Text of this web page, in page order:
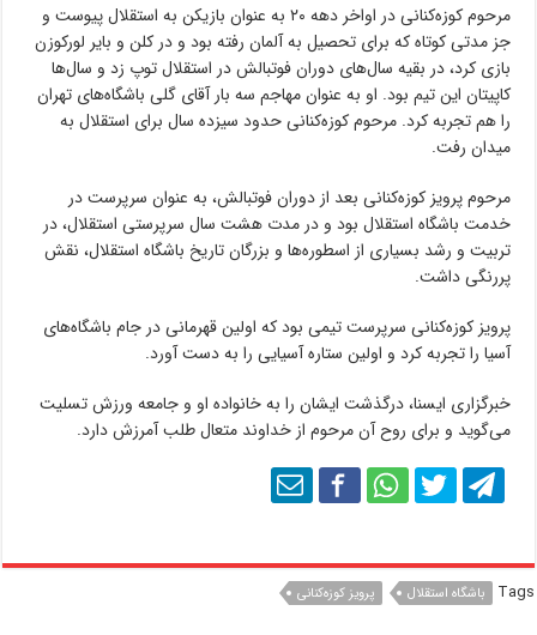
مرحوم کوزه‌کنانی در اواخر دهه ۲۰ به عنوان بازیکن به استقلال پیوست و
جز مدتی کوتاه که برای تحصیل به آلمان رفته بود و در کلن و بایر لورکوزن
بازی کرد، در بقیه سال‌های دوران فوتبالش در استقلال توپ زد و سال‌ها
کاپیتان این تیم بود. او به عنوان مهاجم سه بار آقای گلی باشگاه‌های تهران
را هم تجربه کرد. مرحوم کوزه‌کنانی حدود سیزده سال برای استقلال به
میدان رفت.
مرحوم پرویز کوزه‌کنانی بعد از دوران فوتبالش، به عنوان سرپرست در
خدمت باشگاه استقلال بود و در مدت هشت سال سرپرستی استقلال، در
تربیت و رشد بسیاری از اسطوره‌ها و بزرگان تاریخ باشگاه استقلال، نقش
پررنگی داشت.
پرویز کوزه‌کنانی سرپرست تیمی بود که اولین قهرمانی در جام باشگاه‌های
آسیا را تجربه کرد و اولین ستاره آسیایی را به دست آورد.
خبرگزاری ایسنا، درگذشت ایشان را به خانواده او و جامعه ورزش تسلیت
می‌گوید و برای روح آن مرحوم از خداوند متعال طلب آمرزش دارد.
Tags باشگاه استقلال پرویز کوزه‌کنانی